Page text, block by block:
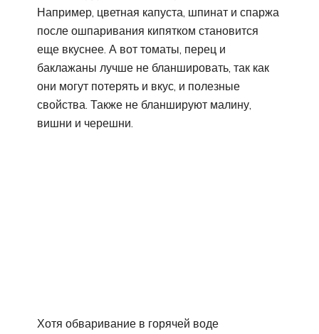
Например, цветная капуста, шпинат и спаржа
после ошпаривания кипятком становится
еще вкуснее. А вот томаты, перец и
баклажаны лучше не бланшировать, так как
они могут потерять и вкус, и полезные
свойства. Также не бланшируют малину,
вишни и черешни.
Хотя обваривание в горячей воде